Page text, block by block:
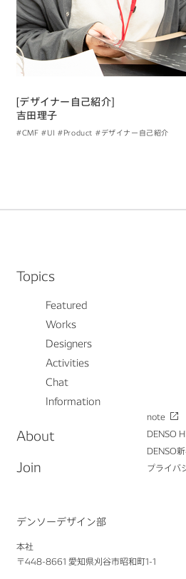
[デザイナー自己紹介]
吉田理子
#CMF #UI #Product #デザイナー自己紹介
Topics
Featured
Works
Designers
Activities
Chat
Information
About
Join
note
DENSO
DENSO
プライバ
デンソーデザイン部
本社
〒448-8661 愛知県刈谷市昭和町1-1